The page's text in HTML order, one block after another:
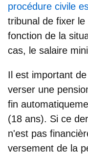
procédure civile
tribunal de fixer
fonction de la
cas, le salaire
Il est important
verser une
fin
(18 ans). Si ce
n'est pas
versement de la